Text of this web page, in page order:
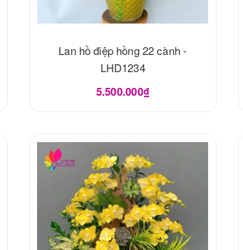
Lan hồ điệp hồng 22 cành -
LHD1234
5.500.000₫